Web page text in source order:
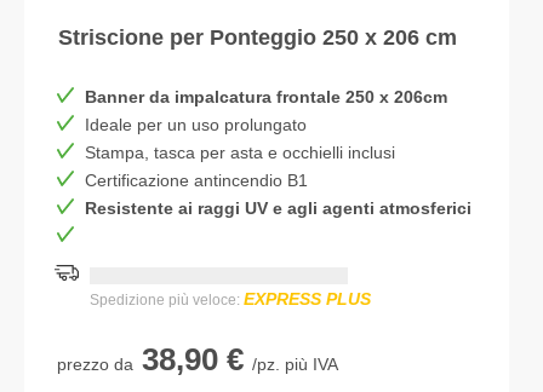
Striscione per Ponteggio 250 x 206 cm
Banner da impalcatura frontale 250 x 206cm
Ideale per un uso prolungato
Stampa, tasca per asta e occhielli inclusi
Certificazione antincendio B1
Resistente ai raggi UV e agli agenti atmosferici
Spedizione più veloce: EXPRESS PLUS
prezzo da 38,90 € /pz. più IVA